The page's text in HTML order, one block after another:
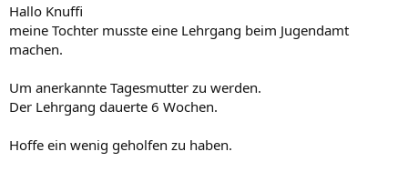
Hallo Knuffi
meine Tochter musste eine Lehrgang beim Jugendamt
machen.
Um anerkannte Tagesmutter zu werden.
Der Lehrgang dauerte 6 Wochen.
Hoffe ein wenig geholfen zu haben.